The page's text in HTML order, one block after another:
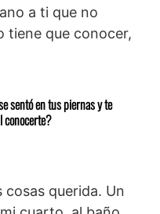
a ti que no
tiene que conocer,
sentó en tus piernas y te
conocerte?
cosas querida. Un